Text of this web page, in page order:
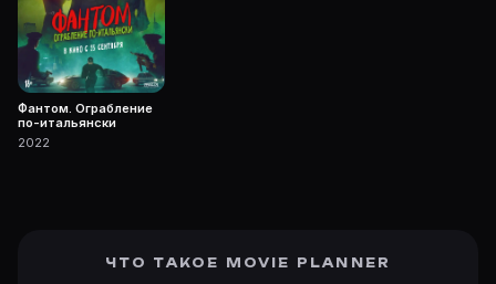
Фантом. Ограбление
по-итальянски
2022
ЧТО ТАКОЕ MOVIE PLANNER